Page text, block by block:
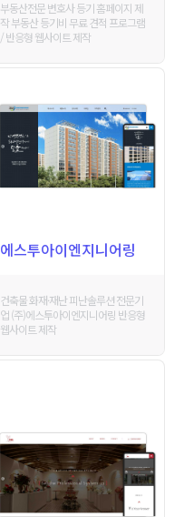
부동산전문 변호사 등기 홈페이지 제
작 부동산 등기비 무료 견적 프로그램
/ 반응형 웹사이트 제작
에스투아이엔지니어링
건축물 화재·재난 피난솔루션 전문기
업 (주)에스투아이엔지니어링 반응형
웹사이트 제작